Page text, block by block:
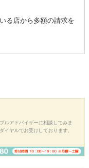
る店から多額の請求を
ルアドバイザーに相談してみま
イヤルでお受けしております。